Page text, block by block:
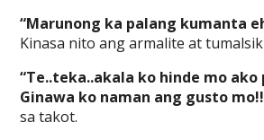
“Marunong ka palang kumanta
Kinasa nito ang armalite at
“Te..teka..akala ko hinde mo ako
Ginawa ko naman ang gusto
sa takot.